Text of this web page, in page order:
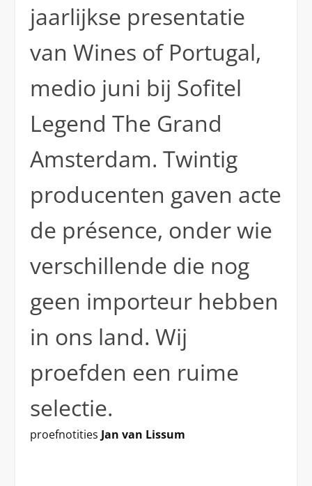
jaarlijkse presentatie
van Wines of Portugal,
medio juni bij Sofitel
Legend The Grand
Amsterdam. Twintig
producenten gaven acte
de présence, onder wie
verschillende die nog
geen importeur hebben
in ons land. Wij
proefden een ruime
selectie.
proefnotities Jan van Lissum